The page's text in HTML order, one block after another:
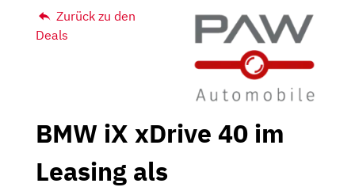
Zurück zu den
Deals
BMW iX xDrive 40 im
Leasing als